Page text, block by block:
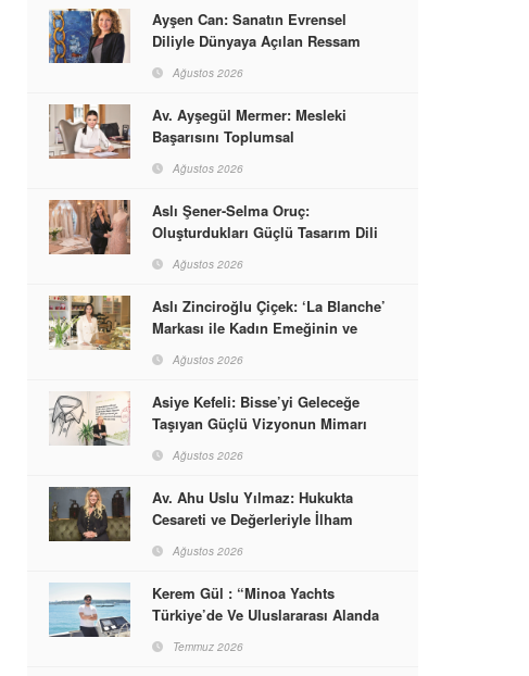
Ayşen Can: Sanatın Evrensel
Diliyle Dünyaya Açılan Ressam
Ağustos 2026
Av. Ayşegül Mermer: Mesleki
Başarısını Toplumsal
Ağustos 2026
Aslı Şener-Selma Oruç:
Oluşturdukları Güçlü Tasarım Dili
Dünyasına İmzalarını Attılar
Ağustos 2026
Aslı Zinciroğlu Çiçek: ‘La Blanche’
Markası ile Kadın Emeğinin ve
Başarabileceğinin En Güzel
Örneğini Sunuyor
Ağustos 2026
Asiye Kefeli: Bisse’yi Geleceğe
Taşıyan Güçlü Vizyonun Mimarı
Ağustos 2026
Av. Ahu Uslu Yılmaz: Hukukta
Cesareti ve Değerleriyle İlham
Ağustos 2026
Kerem Gül : “Minoa Yachts
Türkiye’de Ve Uluslararası Alanda
Markası Olacak”
Temmuz 2026